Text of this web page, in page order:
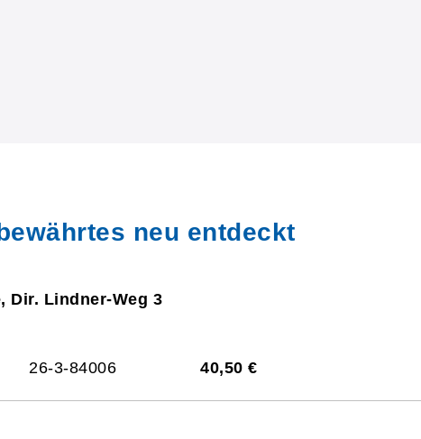
neu entdeckt
Dir. Lindner-Weg 3
26-3-84006 40,50 €